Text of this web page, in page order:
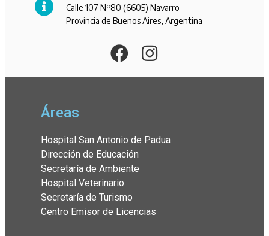
Calle 107 Nº80 (6605) Navarro
Provincia de Buenos Aires, Argentina
Áreas
Hospital San Antonio de Padua
Dirección de Educación
Secretaría de Ambiente
Hospital Veterinario
Secretaría de Turismo
Centro Emisor de Licencias